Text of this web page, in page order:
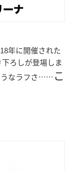
年に開催された
下ろしが登場しま
うなラフさ…… こ